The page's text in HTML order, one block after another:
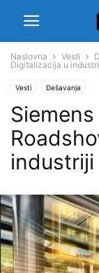
Naslovna Vesti
Digitalizacija u
Vesti Dešavanja
industriji